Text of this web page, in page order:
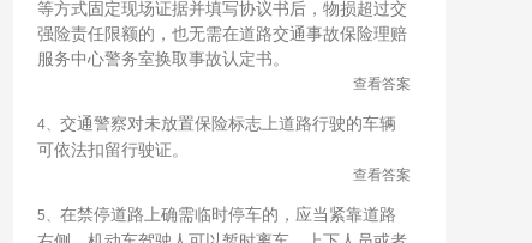
等方式固定现场证据并填写协议书后，物损超过交
强险责任限额的，也无需在道路交通事故保险理赔
服务中心警务室换取事故认定书。
查看答案
4、 交通警察对未放置保险标志上道路行驶的车辆
可依法扣留行驶证。
查看答案
5、 在禁停道路上确需临时停车的，应当紧靠道路